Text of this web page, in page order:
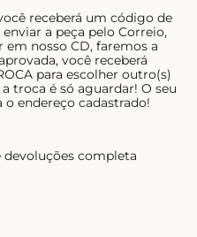
receberá um código de
a peça pelo Correio,
nosso CD, faremos a
você receberá
para escolher outro(s)
troca é só aguardar! O seu
o endereço cadastrado!
devoluções completa